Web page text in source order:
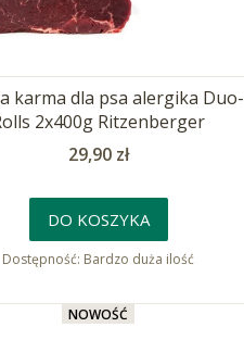
karma dla psa alergika Duo-
2x400g Ritzenberger
Cena
29,90 zł
DO KOSZYKA
Dostępność: Bardzo duża ilość
NOWOŚĆ